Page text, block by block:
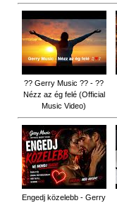
?? Gerry Music ?? - ??
Nézz az ég felé (Official
Music Video)
Engedj közelebb - Gerry